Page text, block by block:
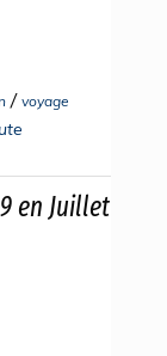
/ voyage
en Juillet